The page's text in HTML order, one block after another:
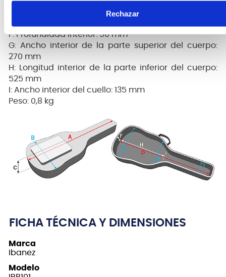
Rechazar
E: Ancho interior de la parte inferior del cuerpo: 410
F: Profundidad interior: 50 mm
G: Ancho interior de la parte superior del cuerpo:
270 mm
H: Longitud interior de la parte inferior del cuerpo:
525 mm
I: Ancho interior del cuello: 135 mm
Peso: 0,8 kg
FICHA TÉCNICA Y DIMENSIONES
Marca
Ibanez
Modelo